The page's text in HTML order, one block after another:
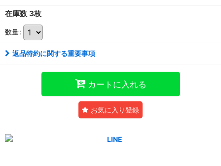
在庫数 3枚
数量:
返品特約に関する重要事項
カートに入れる
お気に入り登録